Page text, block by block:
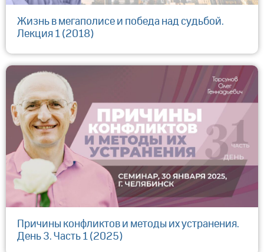
Жизнь в мегаполисе и победа над судьбой.
Лекция 1 (2018)
Причины конфликтов и методы их устранения.
День 3. Часть 1 (2025)